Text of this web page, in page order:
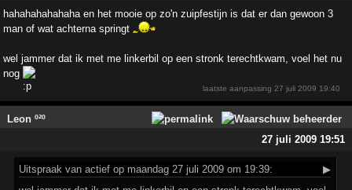
hahahahahahaha en het mooie op zo'n zuipfestijn is dat er dan gewoon 3
man of wat achterna springt
wel jammer dat ik met me linkerbil op een stronk terechtkwam, voel het nu
nog
laatste aanpassing27 juli 2009 19:40
Leon º²º
27 juli 2009 19:51
Uitspraak van actief op maandag 27 juli 2009 om 19:39:
▶